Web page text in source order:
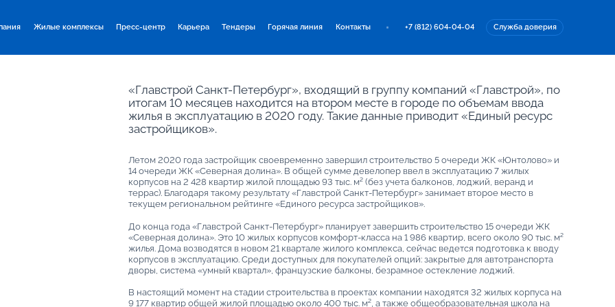
Жилые комплексы Пресс-центр Карьера Тендеры Горячая линия Контакты +7 (812) 604-04-04 Служба доверия
«Главстрой Санкт-Петербург», входящий в группу компаний «Главстрой», по
итогам 10 месяцев находится на втором месте в городе по объемам ввода
жилья в эксплуатацию в 2020 году. Такие данные приводит «Единый ресурс
застройщиков».
Летом 2020 года застройщик своевременно завершил строительство 5 очереди ЖК «Юнтолово» и
14 очереди ЖК «Северная долина». В общей сумме девелопер ввел в эксплуатацию 7 жилых
корпусов на 2 428 квартир жилой площадью 93 тыс. м² (без учета балконов, лоджий, веранд и
террас). Благодаря такому результату «Главстрой Санкт-Петербург» занимает второе место в
текущем региональном рейтинге «Единого ресурса застройщиков».
До конца года «Главстрой Санкт-Петербург» планирует завершить строительство 15 очереди ЖК
«Северная долина». Это 10 жилых корпусов комфорт-класса на 1 986 квартир, всего около 90 тыс. м²
жилья. Дома возводятся в новом 21 квартале жилого комплекса, сейчас ведется подготовка к вводу
корпусов в эксплуатацию. Среди доступных для покупателей опций: закрытые для автотранспорта
дворы, система «умный квартал», французские балконы, безрамное остекление лоджий.
В настоящий момент на стадии строительства в проектах компании находятся 32 жилых корпуса на
9 177 квартир общей жилой площадью около 400 тыс. м², а также общеобразовательная школа на